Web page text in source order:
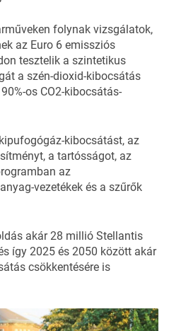
folynak vizsgálatok,
az Euro 6 emissziós
tesztelik a szintetikus
a szén-dioxid-kibocsátás
os CO2-kibocsátás-
kibocsátást, az
a tartósságot, az
az
vezetékek és a szűrők
akár 28 millió Stellantis
így 2025 és 2050 között akár
csökkentésére is